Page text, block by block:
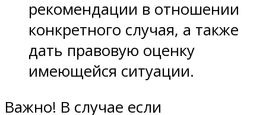
рекомендации в отношении
конкретного случая, а также
дать правовую оценку
имеющейся ситуации.
Важно! В случае если